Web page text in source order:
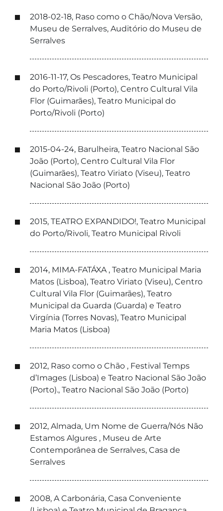
2018-02-18, Raso como o Chão/Nova Versão,
Museu de Serralves, Auditório do Museu de
Serralves
2016-11-17, Os Pescadores, Teatro Municipal
do Porto/Rivoli (Porto), Centro Cultural Vila
Flor (Guimarães), Teatro Municipal do
Porto/Rivoli (Porto)
2015-04-24, Barulheira, Teatro Nacional São
João (Porto), Centro Cultural Vila Flor
(Guimarães), Teatro Viriato (Viseu), Teatro
Nacional São João (Porto)
2015, TEATRO EXPANDIDO!, Teatro Municipal
do Porto/Rivoli, Teatro Municipal Rivoli
2014, MIMA-FATÁXA , Teatro Municipal Maria
Matos (Lisboa), Teatro Viriato (Viseu), Centro
Cultural Vila Flor (Guimarães), Teatro
Municipal da Guarda (Guarda) e Teatro
Virgínia (Torres Novas), Teatro Municipal
Maria Matos (Lisboa)
2012, Raso como o Chão , Festival Temps
d’Images (Lisboa) e Teatro Nacional São João
(Porto)., Teatro Nacional São João (Porto)
2012, Almada, Um Nome de Guerra/Nós Não
Estamos Algures , Museu de Arte
Contemporânea de Serralves, Casa de
Serralves
2008, A Carbonária, Casa Conveniente